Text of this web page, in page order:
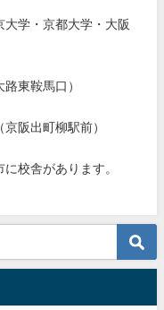
学・京都大学・大阪
東鞍馬口）
阪出町柳駅前）
校舎があります。